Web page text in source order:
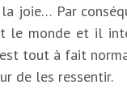
joie… Par
le monde et il
tout à fait
de les ressentir.